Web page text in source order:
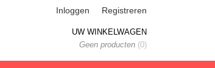
Inloggen Registreren
UW WINKELWAGEN
Geen producten (0)